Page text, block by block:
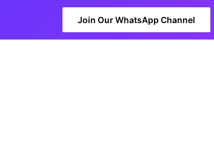
Join Our WhatsApp Channel